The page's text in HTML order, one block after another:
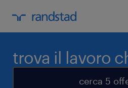
trova il lavoro
cerca 5